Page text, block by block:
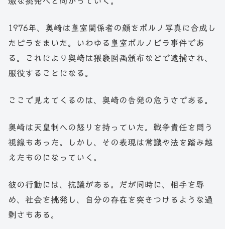
1976年、奥崎は皇室関係者の顔をポルノ写真に合成し
たビラをまいた。いわゆる皇室ポルノビラ事件であ
る。これにより奥崎は猥褻図画頒布などで逮捕され、
服役することになる。
ここで見えてくるのは、奥崎の告発の危うさである。
奥崎は天皇制への怒りを持っていた。戦争責任を問う
視線もあった。しかし、その表現は常識や法を踏み越
えたものになっていく。
彼の行動には、抗議がある。だが同時に、相手を辱
め、社会を挑発し、自分の存在を突きつけるような過
剰さもある。